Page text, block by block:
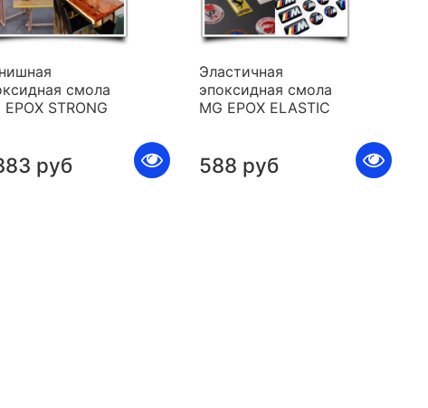
смола
EPOX STRONG
руб
Эластичная
эпоксидная смола
MG EPOX ELASTIC
588 руб